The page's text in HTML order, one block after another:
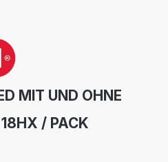
MIT UND OHNE
/ PACK